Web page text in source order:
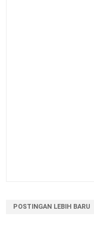
POSTINGAN LEBIH BARU